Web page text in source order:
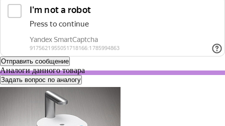
Аналоги данного товара
Задать вопрос по аналогу